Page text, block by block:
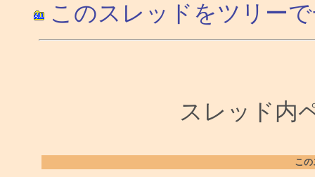
このスレッドをツリー
スレッド内
こ